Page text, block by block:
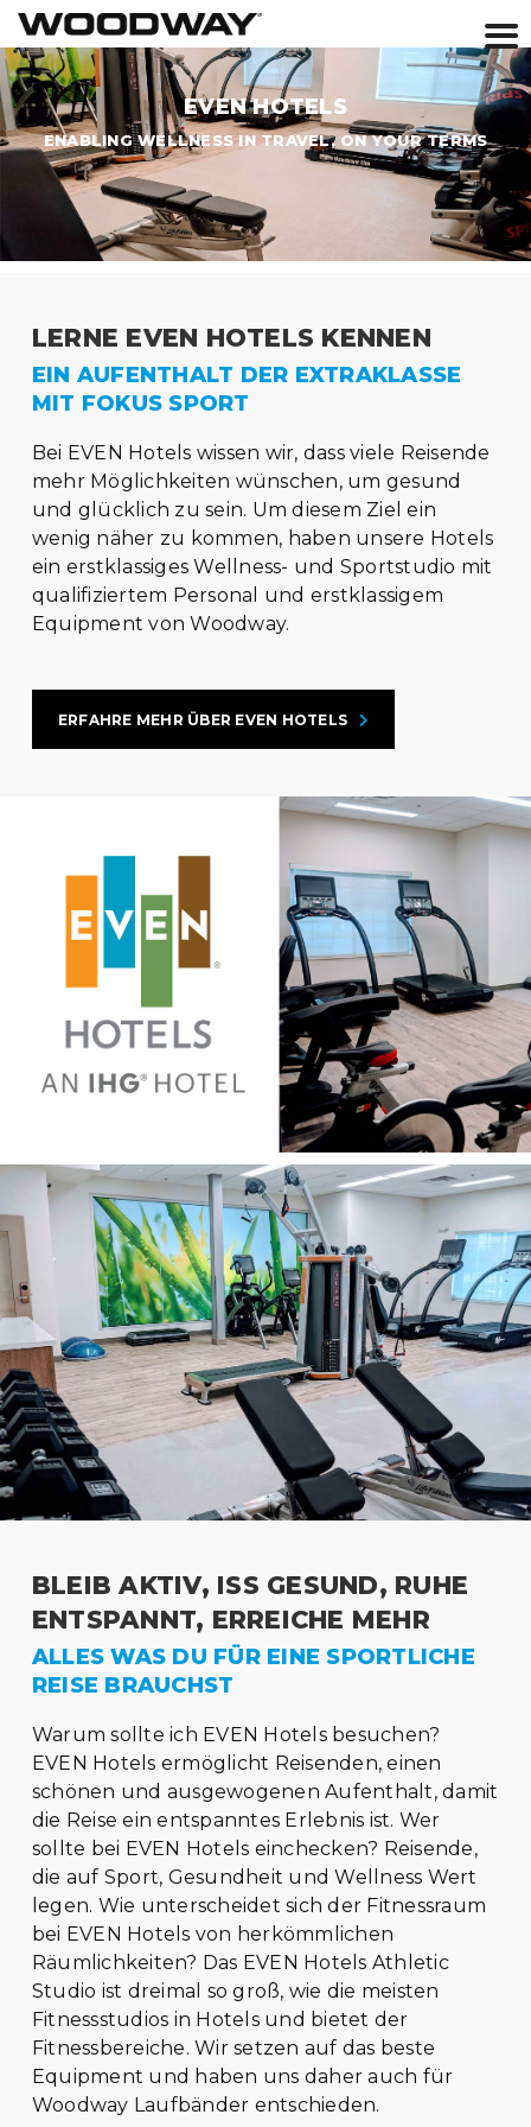
Skip
to
content
EVEN HOTELS
ENABLING WELLNESS IN TRAVEL, ON YOUR TERMS
LERNE EVEN HOTELS KENNEN
EIN AUFENTHALT DER EXTRAKLASSE
MIT FOKUS SPORT
Bei EVEN Hotels wissen wir, dass viele Reisende
mehr Möglichkeiten wünschen, um gesund
und glücklich zu sein. Um diesem Ziel ein
wenig näher zu kommen, haben unsere Hotels
ein erstklassiges Wellness- und Sportstudio mit
qualifiziertem Personal und erstklassigem
Equipment von Woodway.
ERFAHRE MEHR ÜBER EVEN HOTELS
BLEIB AKTIV, ISS GESUND, RUHE
ENTSPANNT, ERREICHE MEHR
ALLES WAS DU FÜR EINE SPORTLICHE
REISE BRAUCHST
Warum sollte ich EVEN Hotels besuchen?
EVEN Hotels ermöglicht Reisenden, einen
schönen und ausgewogenen Aufenthalt, damit
die Reise ein entspanntes Erlebnis ist. Wer
sollte bei EVEN Hotels einchecken? Reisende,
die auf Sport, Gesundheit und Wellness Wert
legen. Wie unterscheidet sich der Fitnessraum
bei EVEN Hotels von herkömmlichen
Räumlichkeiten? Das EVEN Hotels Athletic
Studio ist dreimal so groß, wie die meisten
Fitnessstudios in Hotels und bietet der
Fitnessbereiche. Wir setzen auf das beste
Equipment und haben uns daher auch für
Woodway Laufbänder entschieden.